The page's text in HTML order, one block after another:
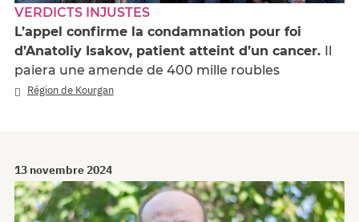
VERDICTS INJUSTES
L’appel confirme la condamnation pour foi
d’Anatoliy Isakov, patient atteint d’un cancer. Il
paiera une amende de 400 mille roubles
Région de Kourgan
13 novembre 2024